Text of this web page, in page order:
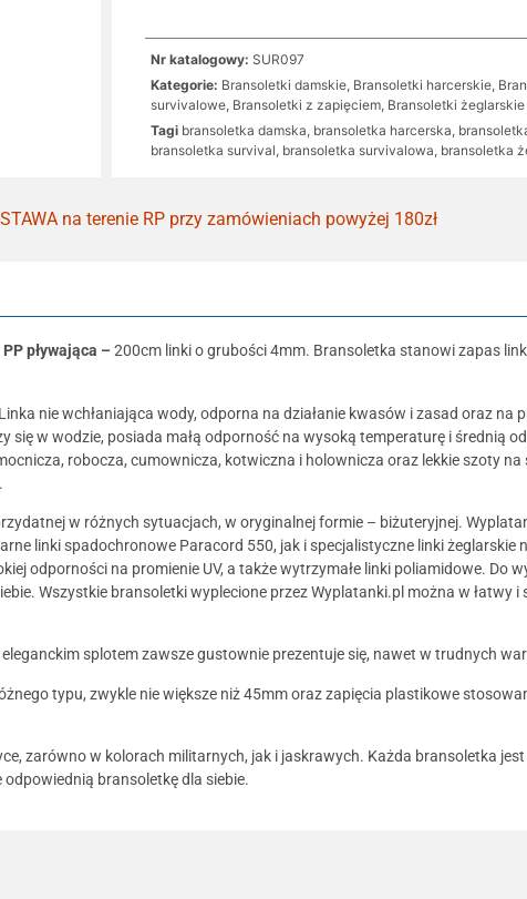
Nr katalogowy: SUR097
Kategorie: Bransoletki damskie, Bransoletki harcerskie,
survivalowe, Bransoletki z zapięciem, Bransoletki żeglarskie
Tagi bransoletka damska, bransoletka harcerska,
bransoletka survival, bransoletka survivalowa, bransoletka
na terenie RP przy zamówieniach powyżej 180zł
pływająca – 200cm linki o grubości 4mm. Bransoletka stanowi zapas
Linka nie wchłaniająca wody, odporna na działanie kwasów i zasad oraz na
się w wodzie, posiada małą odporność na wysoką temperaturę i średnią
robocza, cumownicza, kotwiczna i holownicza oraz lekkie szoty na
w różnych sytuacjach, w oryginalnej formie – biżuteryjnej.
linki spadochronowe Paracord 550, jak i specjalistyczne linki żeglarskie
odporności na promienie UV, a także wytrzymałe linki poliamidowe. Do
Wszystkie bransoletki wyplecione przez Wyplatanki.pl można w łatwy
splotem zawsze gustownie prezentuje się, nawet w trudnych
typu, zwykle nie większe niż 45mm oraz zapięcia plastikowe
zarówno w kolorach militarnych, jak i jaskrawych. Każda bransoletka
bransoletkę dla siebie.